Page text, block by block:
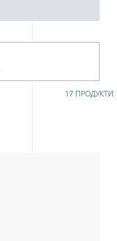
17 ПРОДУКТИ